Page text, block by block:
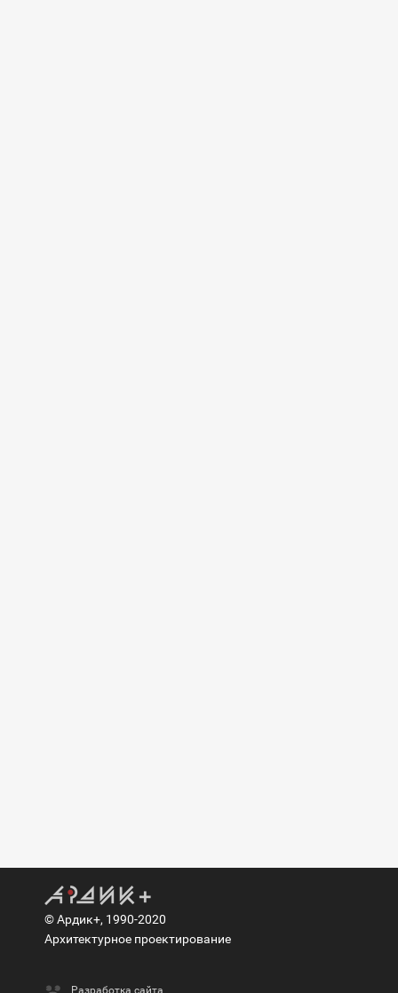
© Ардик+, 1990-2020
Архитектурное проектирование
Разработка сайта